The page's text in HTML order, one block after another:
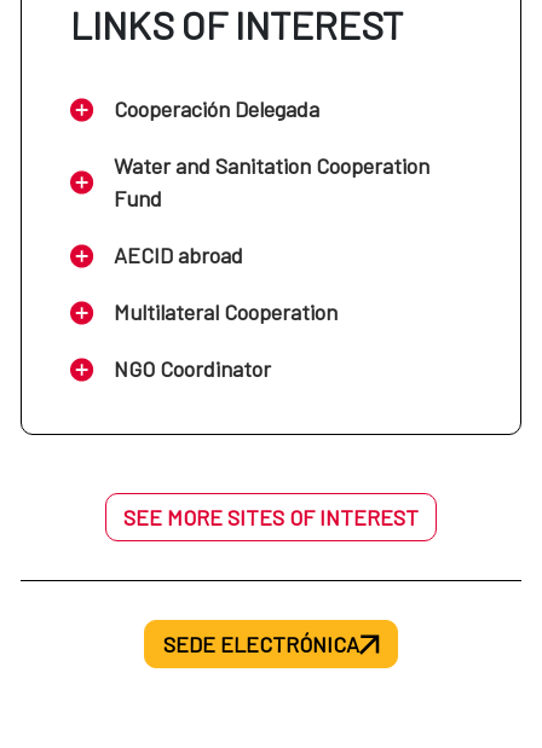
LINKS OF INTEREST
Cooperación Delegada
Water and Sanitation Cooperation
Fund
AECID abroad
Multilateral Cooperation
NGO Coordinator
SEE MORE SITES OF INTEREST
SEDE ELECTRÓNICA